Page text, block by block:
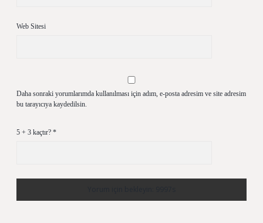
Web Sitesi
Daha sonraki yorumlarımda kullanılması için adım, e-posta adresim ve site adresim
bu tarayıcıya kaydedilsin.
5 + 3 kaçtır? *